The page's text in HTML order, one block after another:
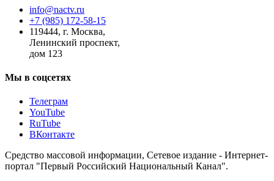
info@nactv.ru
+7 (985) 172-58-15
119444, г. Москва,
Ленинский проспект,
дом 123
Мы в соцсетях
Телеграм
YouTube
RuTube
ВКонтакте
Средство массовой информации, Сетевое издание - Интернет-
портал "Первый Российский Национальный Канал".